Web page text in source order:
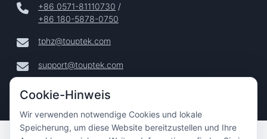
+86 0571-81110730 /
+86 180-5878-0750
tphz@touptek.com
support@touptek.com
Copyright © 2024–2026 Hangzhou ToupTek Photonics Co.,
Cookie-Hinweis
Wir verwenden notwendige Cookies und lokale
Speicherung, um diese Website bereitzustellen und Ihre